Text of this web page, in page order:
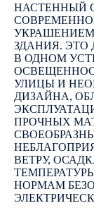
НАСТЕННЫЙ
ЗДАНИЯ. ЭТО
В ОДНОМ
УЛИЦЫ И
ДИЗАЙНА,
ПРОЧНЫХ
ВЕТРУ,
НОРМАМ